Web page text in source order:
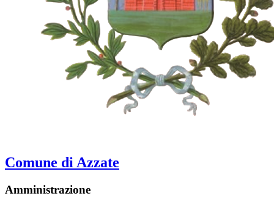
Comune di Azzate
Amministrazione